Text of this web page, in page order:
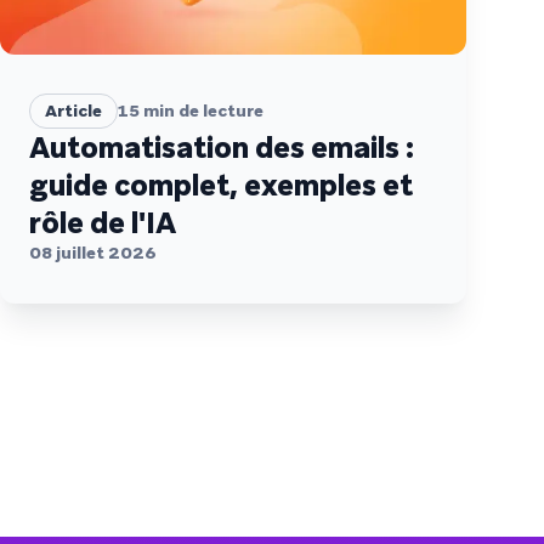
Article 15 min de lecture
Automatisation des emails :
guide complet, exemples et
rôle de l'IA
08 juillet 2026